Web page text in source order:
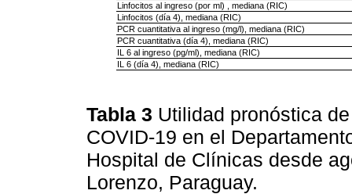
Linfocitos al ingreso (por ml) , mediana (RIC)
Linfocitos (día 4), mediana (RIC)
PCR cuantitativa al ingreso (mg/l), mediana (RIC)
PCR cuantitativa (día 4), mediana (RIC)
IL 6 al ingreso (pg/ml), mediana (RIC)
IL 6 (día 4), mediana (RIC)
Tabla 3 Utilidad pronóstica
COVID-19 en el
Hospital de Clínicas desde
Lorenzo, Paraguay.